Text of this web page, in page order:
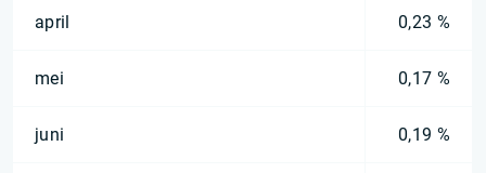
april 0,23 %
mei 0,17 %
juni 0,19 %